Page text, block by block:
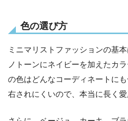
色の選び方
ミニマリストファッションの基
ノトーンにネイビーを加えたカ
の色はどんなコーディネートに
右されにくいので、本当に長く愛